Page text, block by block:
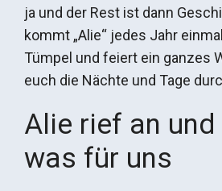
ja und der Rest ist dann
kommt „Alie“ jedes Jahr
Tümpel und feiert ein ganzes
euch die Nächte und Tage
Alie rief an
was für uns